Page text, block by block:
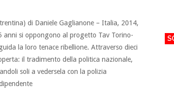
di Daniele Gaglianone – Italia, 2014,
anni si oppongono al progetto Tav Torino-
la loro tenace ribellione. Attraverso dieci
il tradimento della politica nazionale,
soli a vedersela con la polizia